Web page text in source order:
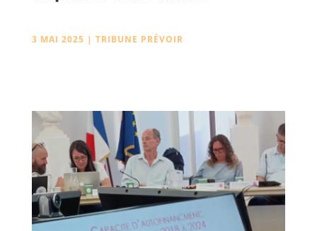
3 MAI 2025 | TRIBUNE PRÉVOIR